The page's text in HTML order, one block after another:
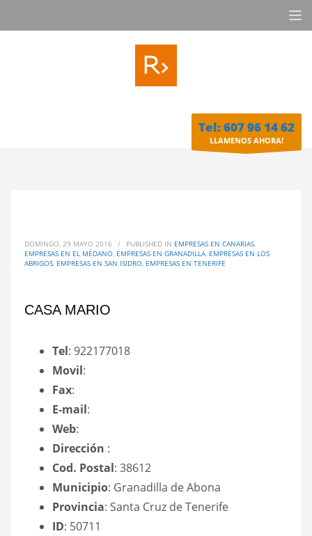
Tel: 607 96 14 62
LLAMENOS AHORA!
DOMINGO, 29 MAYO 2016 / PUBLISHED IN EMPRESAS EN CANARIAS,
EMPRESAS EN EL MÉDANO, EMPRESAS EN GRANADILLA, EMPRESAS EN LOS
ABRIGOS, EMPRESAS EN SAN ISIDRO, EMPRESAS EN TENERIFE
CASA MARIO
Tel: 922177018
Movil:
Fax:
E-mail:
Web:
Dirección :
Cod. Postal: 38612
Municipio: Granadilla de Abona
Provincia: Santa Cruz de Tenerife
ID: 50711